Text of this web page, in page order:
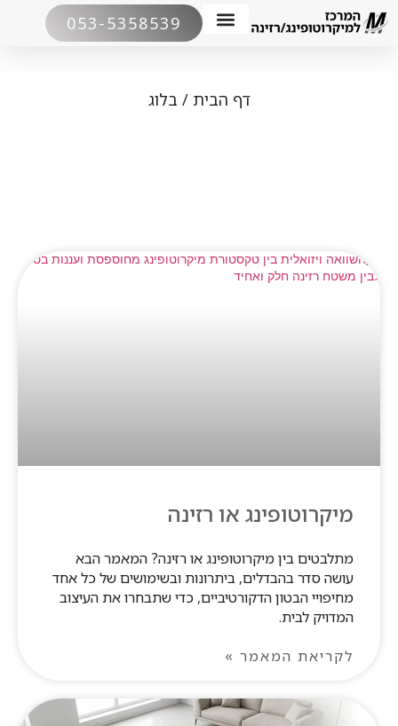
053-5358539
דף הבית/בלוג
מיקרוטופינג או רזינה
מתלבטים בין מיקרוטופינג או רזינה? המאמר הבא
עושה סדר בהבדלים, ביתרונות ובשימושים של כל אחד
מחיפויי הבטון הדקורטיביים, כדי שתבחרו את העיצוב
המדויק לבית.
לקריאת המאמר »